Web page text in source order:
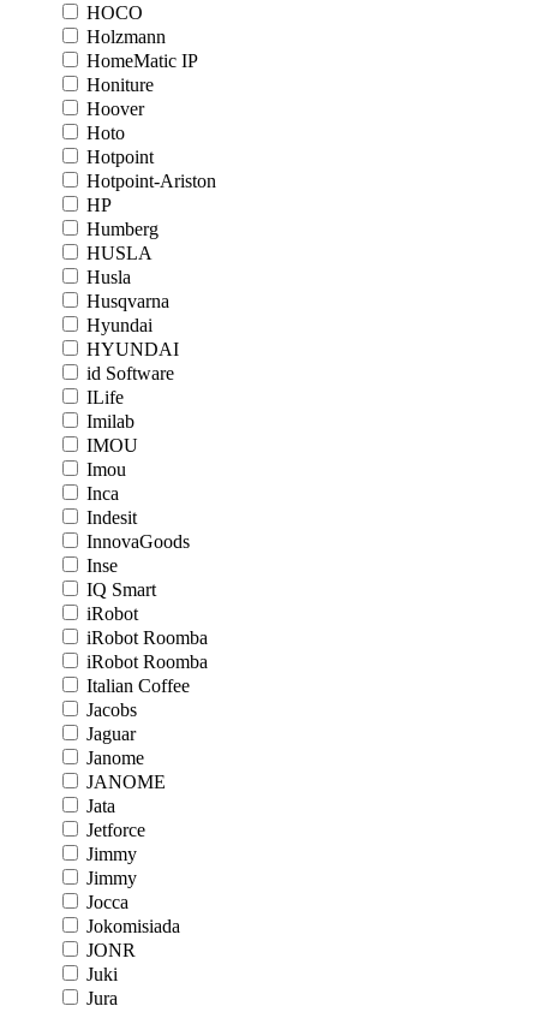
HOCO
Holzmann
HomeMatic IP
Honiture
Hoover
Hoto
Hotpoint
Hotpoint-Ariston
HP
Humberg
HUSLA
Husla
Husqvarna
Hyundai
HYUNDAI
id Software
ILife
Imilab
IMOU
Imou
Inca
Indesit
InnovaGoods
Inse
IQ Smart
iRobot
iRobot Roomba
iRobot Roomba
Italian Coffee
Jacobs
Jaguar
Janome
JANOME
Jata
Jetforce
Jimmy
Jimmy
Jocca
Jokomisiada
JONR
Juki
Jura